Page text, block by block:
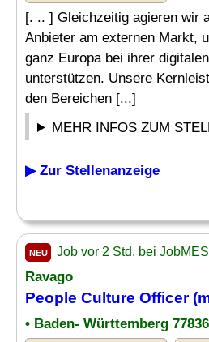
[. .. ] Gleichzeitig agieren wir
Anbieter am externen Markt,
ganz Europa bei ihrer
unterstützen. Unsere
den Bereichen [...]
MEHR INFOS ZUM
▶ Zur Stellenanzeige
NEU Job vor 2 Std. bei
Ravago
People Culture Officer
• Baden- Württemberg 77836